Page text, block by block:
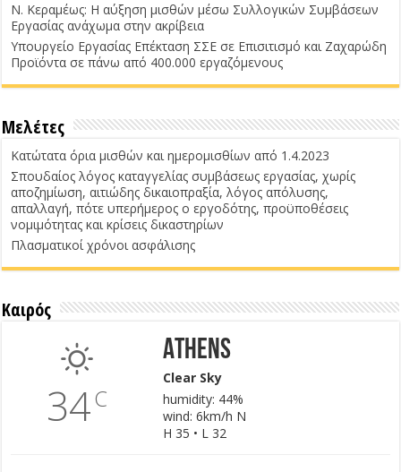
Ν. Κεραμέως: Η αύξηση μισθών μέσω Συλλογικών Συμβάσεων
Εργασίας ανάχωμα στην ακρίβεια
Υπουργείο Εργασίας Επέκταση ΣΣΕ σε Επισιτισμό και Ζαχαρώδη
Προϊόντα σε πάνω από 400.000 εργαζόμενους
Μελέτες
Κατώτατα όρια μισθών και ημερομισθίων από 1.4.2023
Σπουδαίος λόγος καταγγελίας συμβάσεως εργασίας, χωρίς
αποζημίωση, αιτιώδης δικαιοπραξία, λόγος απόλυσης,
απαλλαγή, πότε υπερήμερος ο εργοδότης, προϋποθέσεις
νομιμότητας και κρίσεις δικαστηρίων
Πλασματικοί χρόνοι ασφάλισης
Καιρός
34C
Athens
Clear Sky
humidity: 44%
wind: 6km/h N
H 35 • L 32